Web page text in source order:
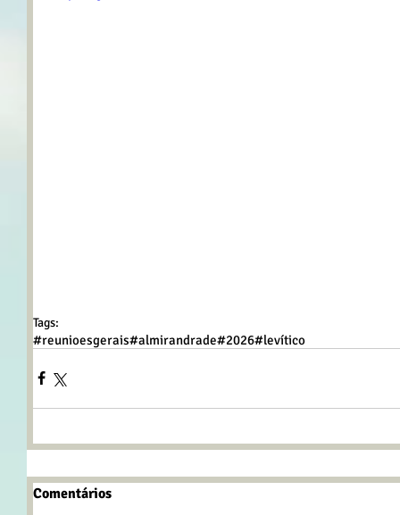
Tags:
#reunioesgerais#almirandrade#2026#levítico
Comentários